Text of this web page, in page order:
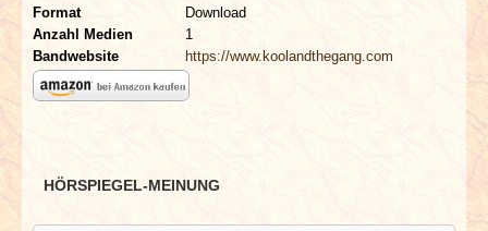
Format
Download
Anzahl Medien
1
Bandwebsite
https://www.koolandthegang.com
HÖRSPIEGEL-MEINUNG